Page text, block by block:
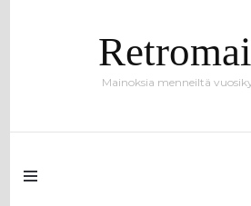
Mainoksia menneiltä